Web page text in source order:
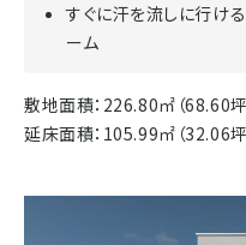
すぐに汗を流しに行け
ーム
敷地面積：226.80㎡（68.60坪
延床面積：105.99㎡（32.06坪